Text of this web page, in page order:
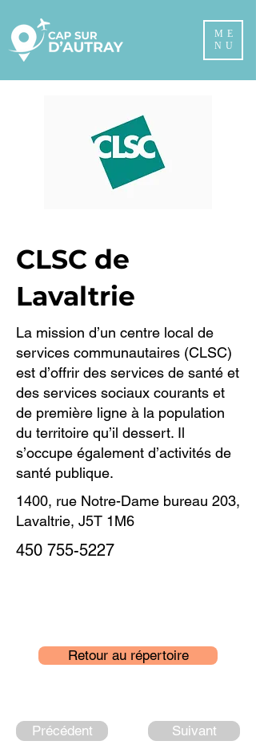
ME
NU
CLSC de
Lavaltrie
La mission d’un centre local de
services communautaires (CLSC)
est d’offrir des services de santé et
des services sociaux courants et
de première ligne à la population
du territoire qu’il dessert. Il
s’occupe également d’activités de
santé publique.
1400, rue Notre-Dame bureau 203,
Lavaltrie, J5T 1M6
450 755-5227
Retour au répertoire
Précédent Suivant